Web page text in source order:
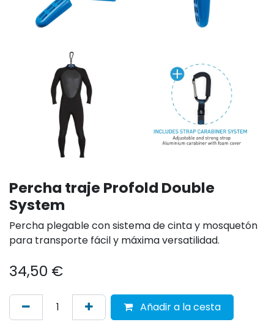
Percha traje Profold Double
System
Percha plegable con sistema de cinta y mosquetón
para transporte fácil y máxima versatilidad.
34,50 €
Añadir a la cesta